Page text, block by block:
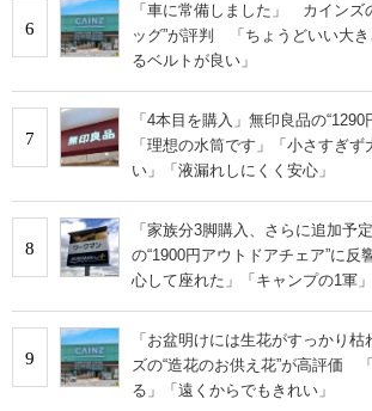
6
「車に常備しました」 カインズ
ッグ”が評判 「ちょうどいい大
るベルトが良い」
7
「4本目を購入」無印良品の
「理想の水筒です」「小さすぎ
い」「液漏れしにくく安心」
8
「家族分3脚購入、さらに追加
の“1900円アウトドアチェア”に
心して座れた」「キャンプの1軍
9
「お盆明けには生花がすっかり
ズの“造花のお供え花”が高評価
る」「遠くからでもきれい」